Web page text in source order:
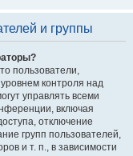
и группы
пользователи,
контроля над
управлять всеми
включая
отключение
групп пользователей,
и т. п., в зависимости